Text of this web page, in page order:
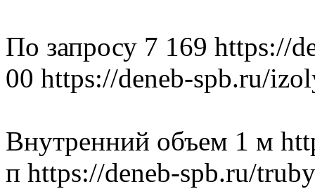
По запросу 7 169 https://
00 https://deneb-spb.ru/
Внутренний объем 1 м
п https://deneb-spb.ru/